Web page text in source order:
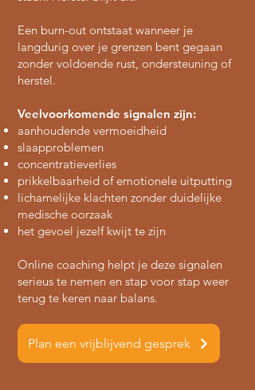
Een burn-out ontstaat wanneer je
langdurig over je grenzen bent gegaan
zonder voldoende rust, ondersteuning of
herstel.
Veelvoorkomende signalen zijn:
aanhoudende vermoeidheid
slaapproblemen
concentratieverlies
prikkelbaarheid of emotionele uitputting
lichamelijke klachten zonder duidelijke
medische oorzaak
het gevoel jezelf kwijt te zijn
Online coaching helpt je deze signalen
serieus te nemen en stap voor stap weer
terug te keren naar balans.
Plan een vrijblijvend gesprek